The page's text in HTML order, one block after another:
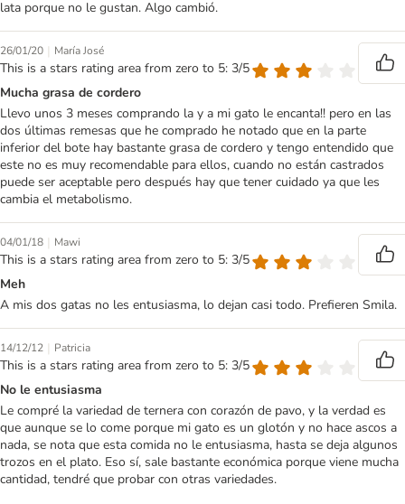
lata porque no le gustan. Algo cambió.
26/01/20 | María José
This is a stars rating area from zero to 5: 3/5
Mucha grasa de cordero
Llevo unos 3 meses comprando la y a mi gato le encanta!! pero en las
dos últimas remesas que he comprado he notado que en la parte
inferior del bote hay bastante grasa de cordero y tengo entendido que
este no es muy recomendable para ellos, cuando no están castrados
puede ser aceptable pero después hay que tener cuidado ya que les
cambia el metabolismo.
04/01/18 | Mawi
This is a stars rating area from zero to 5: 3/5
Meh
A mis dos gatas no les entusiasma, lo dejan casi todo. Prefieren Smila.
14/12/12 | Patricia
This is a stars rating area from zero to 5: 3/5
No le entusiasma
Le compré la variedad de ternera con corazón de pavo, y la verdad es
que aunque se lo come porque mi gato es un glotón y no hace ascos a
nada, se nota que esta comida no le entusiasma, hasta se deja algunos
trozos en el plato. Eso sí, sale bastante económica porque viene mucha
cantidad, tendré que probar con otras variedades.